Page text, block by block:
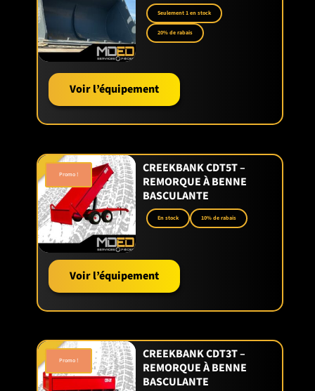
Seulement 1 en stock
20% de rabais
Voir l’équipement
Promo !
CREEKBANK CDT5T –
REMORQUE À BENNE
BASCULANTE
En stock 10% de rabais
Voir l’équipement
Promo !
CREEKBANK CDT3T –
REMORQUE À BENNE
BASCULANTE